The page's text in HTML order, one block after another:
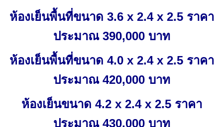
ห้องเย็นพื้นที่ขนาด 3.6 x 2.4 x 2.5 ราคา
ประมาณ 390,000 บาท
ห้องเย็นพื้นที่ขนาด 4.0 x 2.4 x 2.5 ราคา
ประมาณ 420,000 บาท
ห้องเย็นขนาด 4.2 x 2.4 x 2.5 ราคา
ประมาณ 430,000 บาท